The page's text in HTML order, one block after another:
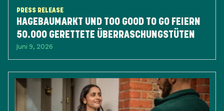
PRESS RELEASE
HAGEBAUMARKT UND TOO GOOD TO GO FEIERN
50.000 GERETTETE ÜBERRASCHUNGSTÜTEN
Juni 9, 2026